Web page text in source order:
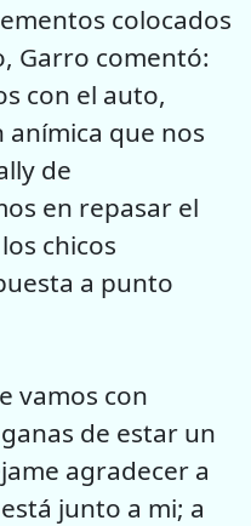
colocados
Garro comentó:
con el auto,
anímica que nos
de
en repasar el
chicos
a punto
vamos con
de estar un
agradecer a
junto a mi; a